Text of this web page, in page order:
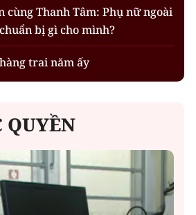
cùng Thanh Tâm: Phụ nữ ngoài
bị gì cho mình?
trai năm ấy
QUYỀN